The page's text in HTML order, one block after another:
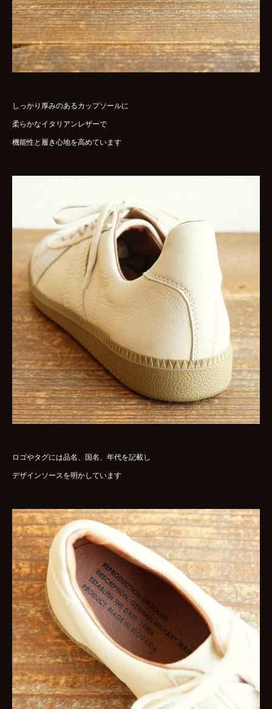
しっかり厚みのあるカップソールに
柔らかなイタリアンレザーで
機能性と履き心地を高めています
ロゴやタグには品名、国名、年代を記載し
デザインソースを明かしています